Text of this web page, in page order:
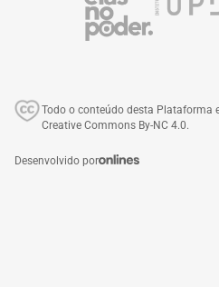
Todo o conteúdo desta Plataforma
Creative Commons By-NC 4.0.
Desenvolvido por